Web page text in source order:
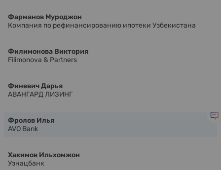
Фарманов Муроджон
Компания по рефинансированию ипотеки Узбекистана
Филимонова Виктория
Filimonova & Partners
Финевич Дарья
АВАНГАРД ЛИЗИНГ
Фролов Илья
AVO Bank
Хакимов Ильхомжон
Узнацбанк